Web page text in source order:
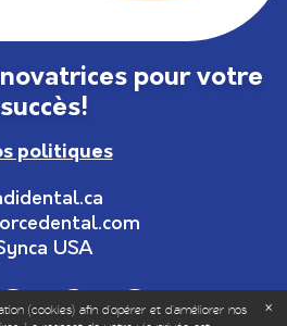
pour votre
succès!
politiques
USA
(cookies) afin d'opérer et d’améliorer nos